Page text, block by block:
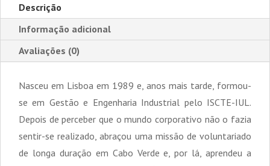
Descrição
Informação adicional
Avaliações (0)
Nasceu em Lisboa em 1989 e, anos mais tarde, formou-
se em Gestão e Engenharia Industrial pelo ISCTE-IUL.
Depois de perceber que o mundo corporativo não o fazia
sentir-se realizado, abraçou uma missão de voluntariado
de longa duração em Cabo Verde e, por lá, aprendeu a